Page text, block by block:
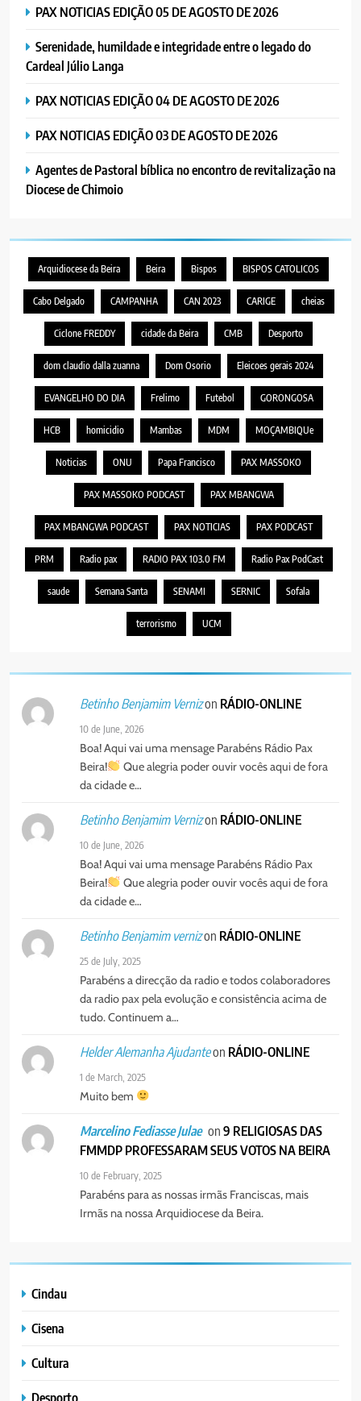
PAX NOTICIAS EDIÇÃO 05 DE AGOSTO DE 2026
Serenidade, humildade e integridade entre o legado do
Cardeal Júlio Langa
PAX NOTICIAS EDIÇÃO 04 DE AGOSTO DE 2026
PAX NOTICIAS EDIÇÃO 03 DE AGOSTO DE 2026
Agentes de Pastoral bíblica no encontro de revitalização na
Diocese de Chimoio
Arquidiocese da Beira Beira Bispos BISPOS CATOLICOS
Cabo Delgado CAMPANHA CAN 2023 CARIGE cheias
Ciclone FREDDY cidade da Beira CMB Desporto
dom claudio dalla zuanna Dom Osorio Eleicoes gerais 2024
EVANGELHO DO DIA Frelimo Futebol GORONGOSA
HCB homicidio Mambas MDM MOÇAMBIQUe
Noticias ONU Papa Francisco PAX MASSOKO
PAX MASSOKO PODCAST PAX MBANGWA
PAX MBANGWA PODCAST PAX NOTICIAS PAX PODCAST
PRM Radio pax RADIO PAX 103.0 FM Radio Pax PodCast
saude Semana Santa SENAMI SERNIC Sofala
terrorismo UCM
Betinho Benjamim Vernizon RÁDIO-ONLINE
10 de June, 2026
Boa! Aqui vai uma mensage Parabéns Rádio Pax
Beira!
Que alegria poder ouvir vocês aqui de fora
da cidade e…
Betinho Benjamim Vernizon RÁDIO-ONLINE
10 de June, 2026
Boa! Aqui vai uma mensage Parabéns Rádio Pax
Beira!
Que alegria poder ouvir vocês aqui de fora
da cidade e…
Betinho Benjamim vernizon RÁDIO-ONLINE
25 de July, 2025
Parabéns a direcção da radio e todos colaboradores
da radio pax pela evolução e consistência acima de
tudo. Continuem a…
Helder Alemanha Ajudanteon RÁDIO-ONLINE
1 de March, 2025
Muito bem
Marcelino Fediasse Julae on9 RELIGIOSAS DAS
FMMDP PROFESSARAM SEUS VOTOS NA BEIRA
10 de February, 2025
Parabéns para as nossas irmãs Franciscas, mais
Irmãs na nossa Arquidiocese da Beira.
Cindau
Cisena
Cultura
Desporto